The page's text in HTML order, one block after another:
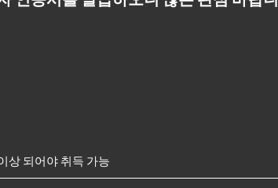
상 되어야 취득 가능